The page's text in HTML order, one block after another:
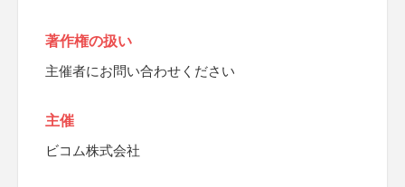
著作権の扱い
主催者にお問い合わせください
主催
ビコム株式会社